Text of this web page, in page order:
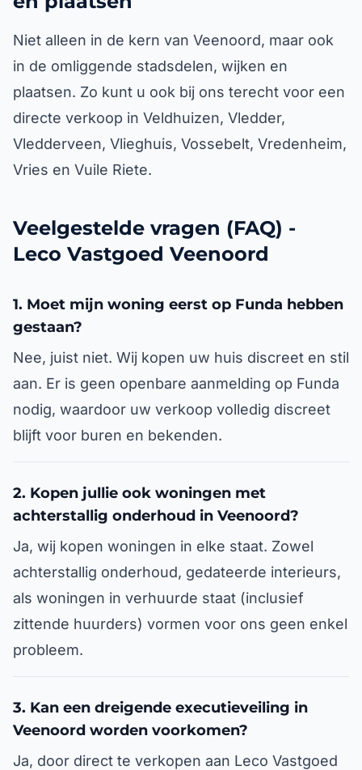
Niet alleen in de kern van Veenoord, maar ook
in de omliggende stadsdelen, wijken en
plaatsen. Zo kunt u ook bij ons terecht voor een
directe verkoop in Veldhuizen, Vledder,
Vledderveen, Vlieghuis, Vossebelt, Vredenheim,
Vries en Vuile Riete.
Veelgestelde vragen (FAQ) -
Leco Vastgoed Veenoord
1. Moet mijn woning eerst op Funda hebben
gestaan?
Nee, juist niet. Wij kopen uw huis discreet en stil
aan. Er is geen openbare aanmelding op Funda
nodig, waardoor uw verkoop volledig discreet
blijft voor buren en bekenden.
2. Kopen jullie ook woningen met
achterstallig onderhoud in Veenoord?
Ja, wij kopen woningen in elke staat. Zowel
achterstallig onderhoud, gedateerde interieurs,
als woningen in verhuurde staat (inclusief
zittende huurders) vormen voor ons geen enkel
probleem.
3. Kan een dreigende executieveiling in
Veenoord worden voorkomen?
Ja, door direct te verkopen aan Leco Vastgoed